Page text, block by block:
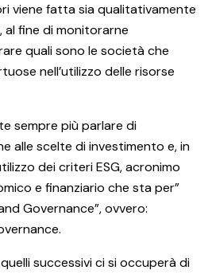
viene fatta sia qualitativamente
fine di monitorarne
quali sono le società che
nell’utilizzo delle risorse
sempre più parlare di
alle scelte di investimento e, in
dei criteri ESG, acronimo
e finanziario che sta per”
Governance”, ovvero:
successivi ci si occuperà di